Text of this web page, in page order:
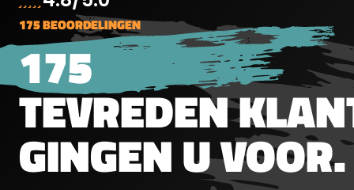
100mmPast op alle Hawke
modellen behalve de
Frontier
een
met
175 BEOORDELINGEN
175
TEVREDEN
GINGEN U VOOR.